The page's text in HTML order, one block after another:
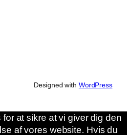
Designed with WordPress
at sikre at vi giver dig den
af vores website. Hvis du